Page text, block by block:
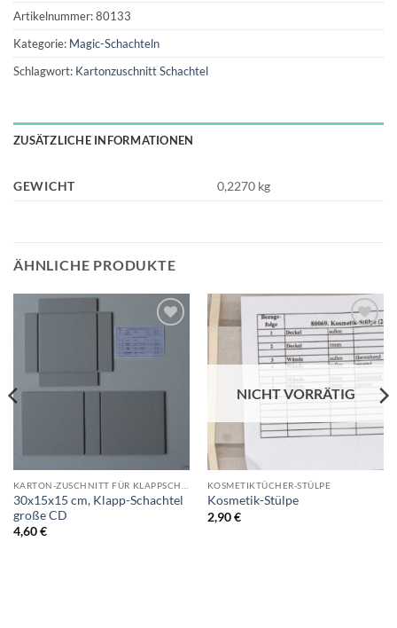
Artikelnummer:80133
Kategorie: Magic-Schachteln
Schlagwort: Kartonzuschnitt Schachtel
ZUSÄTZLICHE INFORMATIONEN
GEWICHT 0,2270 kg
ÄHNLICHE PRODUKTE
Auf die
Wunschliste
30x15x15 cm, Klapp-Schachtel
große CD
4,60€
Auf die
Wunschliste
NICHT VORRÄTIG
KOSMETIKTÜCHER-STÜLPE
Kosmetik-Stülpe
2,90€